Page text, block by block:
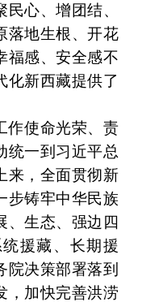
心、增团结、
落地生根、开花
福感、安全感不
化新西藏提供了
作使命光荣、责
统一到习近平总
来，全面贯彻新
步铸牢中华民族
、生态、强边四
援藏、长期援
院决策部署落到
，加快完善洪涝